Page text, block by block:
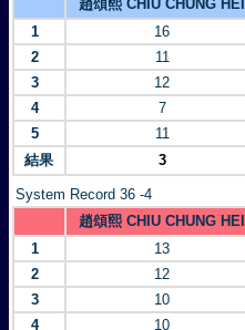
趙頌熙 CHIU CHUNG HEI
1
16
2
11
3
12
4
7
5
11
結果
3
System Record 36 -4
趙頌熙 CHIU CHUNG HEI
1
13
2
12
3
10
4
10